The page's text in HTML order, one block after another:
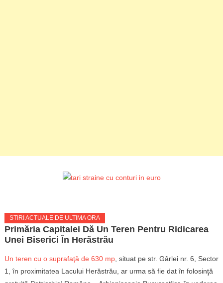
STIRI ACTUALE DE ULTIMA ORA
Primăria Capitalei Dă Un Teren Pentru Ridicarea
Unei Biserici În Herăstrău
Un teren cu o suprafaţă de 630 mp, situat pe str. Gârlei nr. 6, Sector
1, în proximitatea Lacului Herăstrău, ar urma să fie dat în folosinţă